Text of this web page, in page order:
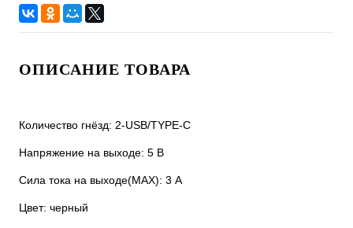
ОПИСАНИЕ ТОВАРА
Количество гнёзд: 2-USB/TYPE-C
Напряжение на выходе: 5 В
Сила тока на выходе(MAX): 3 A
Цвет: черный